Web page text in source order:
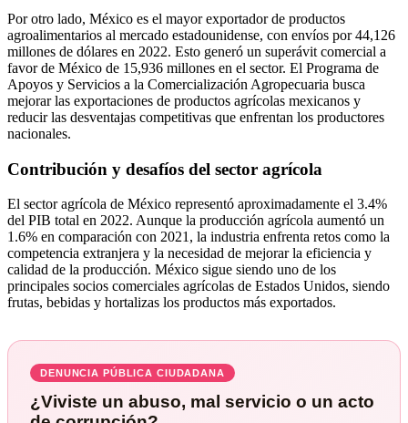
Por otro lado, México es el mayor exportador de productos
agroalimentarios al mercado estadounidense, con envíos por 44,126
millones de dólares en 2022. Esto generó un superávit comercial a
favor de México de 15,936 millones en el sector. El Programa de
Apoyos y Servicios a la Comercialización Agropecuaria busca
mejorar las exportaciones de productos agrícolas mexicanos y
reducir las desventajas competitivas que enfrentan los productores
nacionales.
Contribución y desafíos del sector agrícola
El sector agrícola de México representó aproximadamente el 3.4%
del PIB total en 2022. Aunque la producción agrícola aumentó un
1.6% en comparación con 2021, la industria enfrenta retos como la
competencia extranjera y la necesidad de mejorar la eficiencia y
calidad de la producción. México sigue siendo uno de los
principales socios comerciales agrícolas de Estados Unidos, siendo
frutas, bebidas y hortalizas los productos más exportados.
DENUNCIA PÚBLICA CIUDADANA
¿Viviste un abuso, mal servicio o un acto